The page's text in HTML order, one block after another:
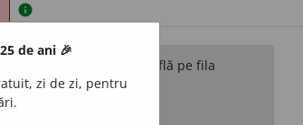
info
Definițiile originale se află pe fila
.
de ani 🎉
zi de zi, pentru